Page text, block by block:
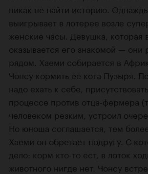
никак не найти историю.
выигрывает в лотерее возле
женские часы. Девушка, которая
оказывается его знакомой — они
рядом. Хаеми собирается в
Чонсу кормить ее кота Пузыря.
надо ехать к себе,
процессе против отца-фермера
человеком резким, устроил
Но юноша соглашается, тем
Хаеми он обретает подругу. С
дело: корм кто-то ест, в лоток
животного нигде нет. Чонсу